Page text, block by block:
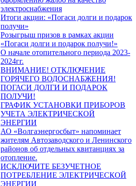
электроснабжения
Итоги акции: «Погаси долги и подарок
получи»
Розыгрыш призов в рамках акции
«Погаси долги и подарок получи!»
О начале отопительного периода 2023-
2024гг.
ВНИМАНИЕ! ОТКЛЮЧЕНИЕ
ГОРЯЧЕГО ВОДОСНАБЖЕНИЯ!
ПОГАСИ ДОЛГИ И ПОДАРОК
ПОЛУЧИ!
ГРАФИК УСТАНОВКИ ПРИБОРОВ
УЧЕТА ЭЛЕКТРИЧЕСКОЙ
ЭНЕРГИИ
АО «Волгаэнергосбыт» напоминает
жителям Автозаводского и Ленинского
районов об отдельных квитанциях за
отопление.
ИСКЛЮЧИТЕ БЕЗУЧЕТНОЕ
ПОТРЕБЛЕНИЕ ЭЛЕКТРИЧЕСКОЙ
ЭНЕРГИИ